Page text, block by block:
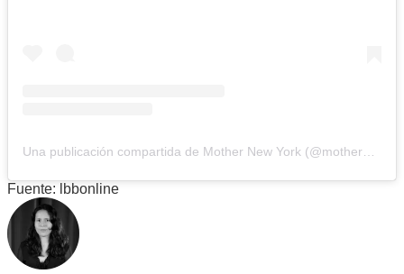
Una publicación compartida de Mother New York (@mothernewyork)
Fuente: lbbonline